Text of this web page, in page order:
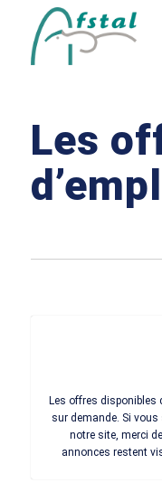
Les
Les offres disponibles
sur demande. Si vous
notre site, merci
annonces restent